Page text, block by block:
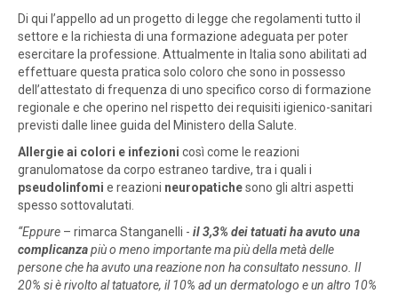
Di qui l’appello ad un progetto di legge che regolamenti tutto il
settore e la richiesta di una formazione adeguata per poter
esercitare la professione. Attualmente in Italia sono abilitati ad
effettuare questa pratica solo coloro che sono in possesso
dell’attestato di frequenza di uno specifico corso di formazione
regionale e che operino nel rispetto dei requisiti igienico-sanitari
previsti dalle linee guida del Ministero della Salute.
Allergie ai colori e infezioni così come le reazioni
granulomatose da corpo estraneo tardive, tra i quali i
pseudolinfomi e reazioni neuropatichesono gli altri aspetti
spesso sottovalutati.
“Eppure – rimarca Stanganelli - il 3,3% dei tatuati ha avuto una
complicanzapiù o meno importante ma più della metà delle
persone che ha avuto una reazione non ha consultato nessuno. Il
20% si è rivolto al tatuatore, il 10% ad un dermatologo e un altro 10%